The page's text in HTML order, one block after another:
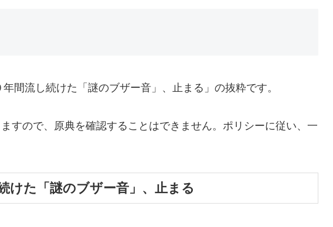
間流し続けた「謎のブザー音」、止まる」の抜粋です。
すので、原典を確認することはできません。ポリシーに従い、一
けた「謎のブザー音」、止まる